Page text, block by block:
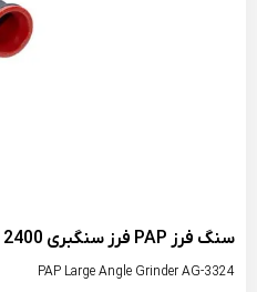
سنگ فرز PAP فرز سنگبری 2400 وات مدل AG-3324
PAP Large Angle Grinder AG-3324